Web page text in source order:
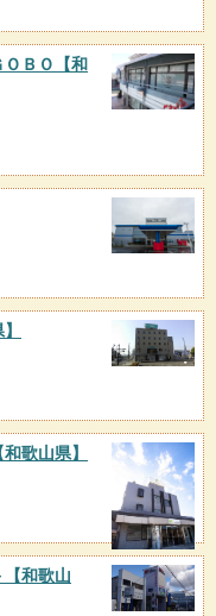
ＢＯ
【和
和歌山県】
【和歌山